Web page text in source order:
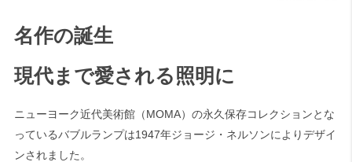
名作の誕生
現代まで愛される照明に
ニューヨーク近代美術館（MOMA）の永久保存コレクションとな
っているバブルランプは1947年ジョージ・ネルソンによりデザイ
ンされました。